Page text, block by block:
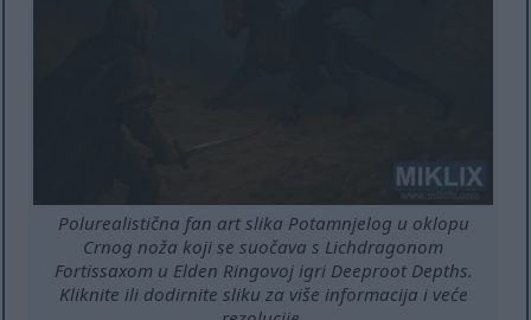
Polurealistična fan art slika Potamnjelog u oklopu
Crnog noža koji se suočava s Lichdragonom
Fortissaxom u Elden Ringovoj igri Deeproot Depths.
Kliknite ili dodirnite sliku za više informacija i veće